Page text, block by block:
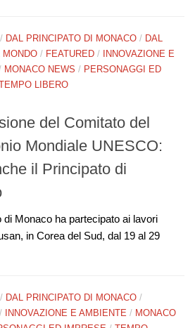
/ DAL PRINCIPATO DI MONACO / DAL
MONDO / FEATURED /
INNOVAZIONE E
MONACO NEWS / PERSONAGGI ED
LIBERO
del Comitato del
Mondiale UNESCO:
il Principato di
di Monaco ha partecipato ai lavori
in Corea del Sud, dal 19 al 29
/ DAL PRINCIPATO DI MONACO /
/ INNOVAZIONE E AMBIENTE / MONACO